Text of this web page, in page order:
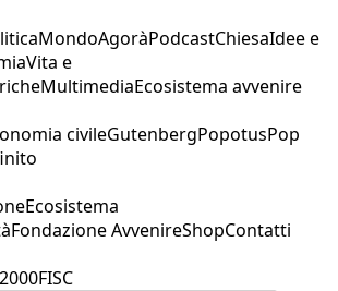
MondoAgoràPodcastChiesaIdee e
Vita e
MultimediaEcosistema avvenire
civileGutenbergPopotusPop
Ecosistema
Fondazione AvvenireShopContatti
FISC